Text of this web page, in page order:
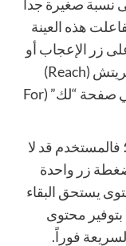
نسبة صغيرة جداً
هذه العينة
زر الإعجاب أو
كتابة رد، تبدأ الخوارزمية بفتح صنبور الريتش (Reach)
وتوسيع الدائرة لتصل لجمهور أوسع في صفحة “لك” (For
فالمستخدم قد لا
زر واحدة
يستحق البقاء
محتوى
فوراً.